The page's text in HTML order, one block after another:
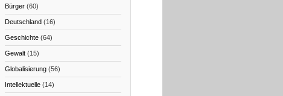
Bürger(60)
Deutschland(16)
Geschichte(64)
Gewalt(15)
Globalisierung(56)
Intellektuelle(14)